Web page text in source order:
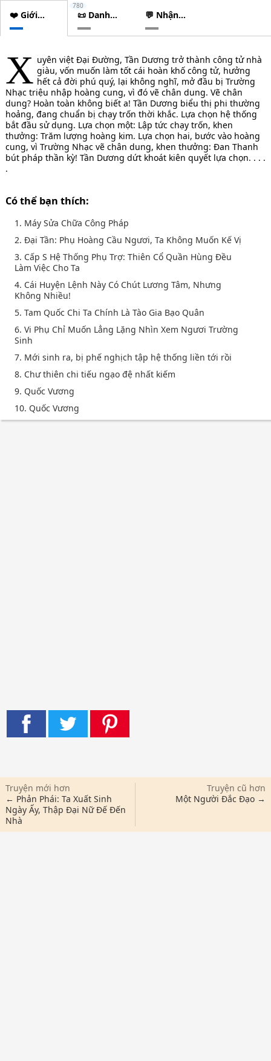
❤️ Giới
thiệu
📜 Danh
sách
chương
780
💬 Nhận
xét
X uyên việt Đại Đường, Tần Dương trở thành công tử nhà
giàu, vốn muốn làm tốt cái hoàn khố công tử, hưởng
hết cả đời phú quý, lại không nghĩ, mở đầu bị Trường
Nhạc triệu nhập hoàng cung, vì đó vẽ chân dung. Vẽ chân
dung? Hoàn toàn không biết a! Tần Dương biểu thị phi thường
hoảng, đang chuẩn bị chạy trốn thời khắc. Lựa chọn hệ thống
bắt đầu sử dụng. Lựa chọn một: Lập tức chạy trốn, khen
thưởng: Trăm lượng hoàng kim. Lựa chọn hai, bước vào hoàng
cung, vì Trường Nhạc vẽ chân dung, khen thưởng: Đan Thanh
bút pháp thần kỳ! Tần Dương dứt khoát kiên quyết lựa chọn. . . .
.
Có thể bạn thích:
1. Máy Sửa Chữa Công Pháp
2. Đại Tần: Phụ Hoàng Cầu Ngươi, Ta Không Muốn Kế Vị
3. Cấp S Hệ Thống Phụ Trợ: Thiên Cổ Quần Hùng Đều
Làm Việc Cho Ta
4. Cái Huyện Lệnh Này Có Chút Lương Tâm, Nhưng
Không Nhiều!
5. Tam Quốc Chi Ta Chính Là Tào Gia Bạo Quân
6. Vi Phụ Chỉ Muốn Lẳng Lặng Nhìn Xem Ngươi Trường
Sinh
7. Mới sinh ra, bị phế nghịch tập hệ thống liền tới rồi
8. Chư thiên chi tiếu ngạo đệ nhất kiếm
9. Quốc Vương
10. Quốc Vương
Truyện mới hơn
← Phản Phái: Ta Xuất Sinh
Ngày Ấy, Thập Đại Nữ Đế Đến
Nhà
Truyện cũ hơn
Một Người Đắc Đạo →